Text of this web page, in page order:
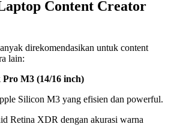
Content Creator
direkomendasikan untuk content
lain:
M3 (14/16 inch)
Silicon M3 yang efisien dan powerful.
Retina XDR dengan akurasi warna